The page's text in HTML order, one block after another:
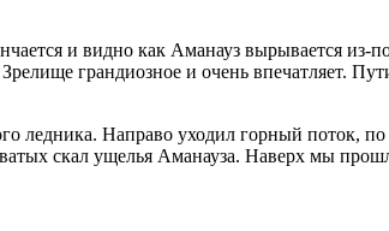
и видно как Аманауз вырывается из-
грандиозное и очень впечатляет.
Направо уходил горный поток, по
скал ущелья Аманауза. Наверх мы